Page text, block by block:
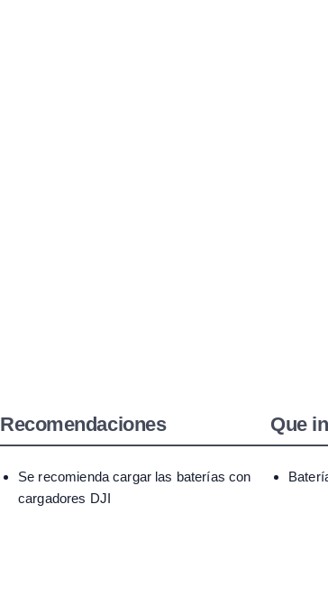
Recomendaciones
Se recomienda cargar las baterías con
cargadores DJI
Que